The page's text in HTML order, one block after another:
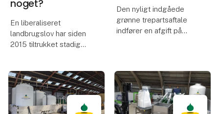
noget?
En liberaliseret
landbrugslov har siden
2015 tiltrukket stadig
også fra udenlandske
investorer. Og det i en
grad, så flere kritikere
mener, at vi helt har
Den nyligt indgåede
grønne trepartsaftale
indfører en afgift på
den samlede
landbrugsjord. Læs her,
hvordan en landmand, en
långiver, en poli